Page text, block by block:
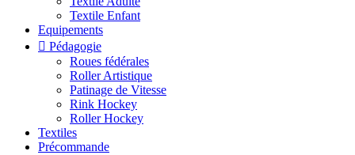
Textile Enfant
Equipements
 Pédagogie
Roues fédérales
Roller Artistique
Patinage de Vitesse
Rink Hockey
Roller Hockey
Textiles
Précommande